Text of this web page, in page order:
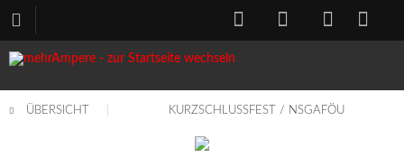
ÜBERSICHT KURZSCHLUSSFEST / NSGAFÖU